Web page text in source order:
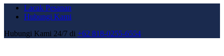
Lacak Pesanan
Hubungi Kami
Hubungi Kami 24/7 di +62 818-0255-6554